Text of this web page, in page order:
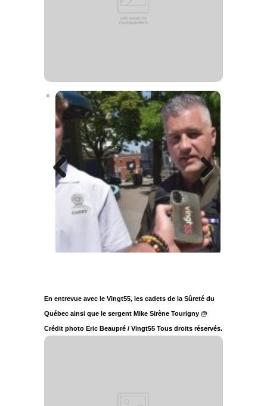
Previous Next
En entrevue avec le Vingt55, les cadets de la Sûreté du
Québec ainsi que le sergent Mike Sirène Tourigny @
Crédit photo Eric Beaupré / Vingt55 Tous droits réservés.